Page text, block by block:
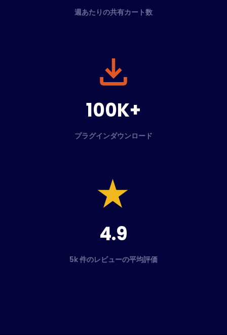
週あたりの共有カート数
100K+
プラグインダウンロード
4.9
5k 件のレビューの平均評価